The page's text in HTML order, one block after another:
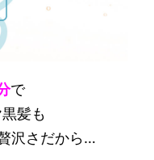
で
髪も
沢さだから…